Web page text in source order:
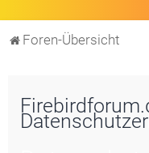
Foren-Übersicht